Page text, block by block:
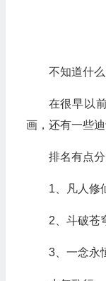
不知道什
在很早以
画，还有一些
排名有点
1、凡人修
2、斗破苍
3、一念永